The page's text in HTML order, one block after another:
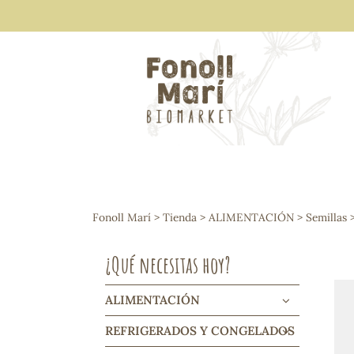
Arroces y legumbres
Frutos secos y snacks
Cereales, mueslis, hinchados y
Galletas y dulces
Vinos y cavas
Condimentos y salsas
Harinas y sémolas
Pasta
Fonoll Marí > Tienda > ALIMENTACIÓN > Semillas
¿Qué necesitas hoy?
ALIMENTACIÓN
REFRIGERADOS Y CONGELADOS